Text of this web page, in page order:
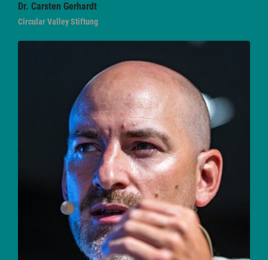
Dr. Carsten Gerhardt
Circular Valley Stiftung